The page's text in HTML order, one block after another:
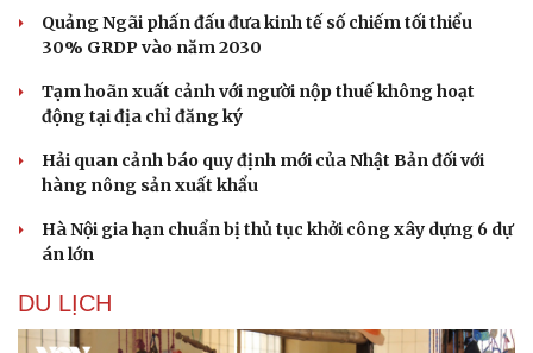
Làm đẹp - giảm cân
Phòng mạch online
Quảng Ngãi phấn đấu đưa kinh tế số chiếm tối thiểu
30% GRDP vào năm 2030
Tạm hoãn xuất cảnh với người nộp thuế không hoạt
động tại địa chỉ đăng ký
Hải quan cảnh báo quy định mới của Nhật Bản đối với
hàng nông sản xuất khẩu
Hà Nội gia hạn chuẩn bị thủ tục khởi công xây dựng 6 dự
án lớn
DU LỊCH